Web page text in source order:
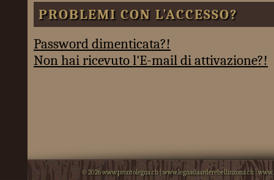
PROBLEMI CON L'ACCESSO?
Password dimenticata?!
Non hai ricevuto l'E-mail di attivazione?!
© 2026www.prontolegna.ch| www.legnadaarderebellinzona.ch|